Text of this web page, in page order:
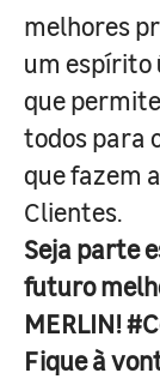
melhores
um espírito
que
todos para
que fazem
Clientes.
Seja parte
futuro
MERLIN!
Fique à